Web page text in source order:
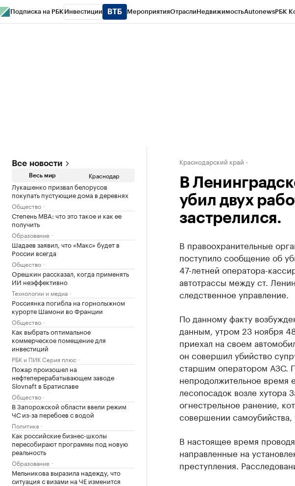
Подписка на РБК Инвестиции МероприятияОтраслиНедвижимостьAutonewsРБК
Все новости
Весь мир Краснодар
Лукашенко призвал белорусов
покупать пустующие дома в деревнях
Общество
Степень MBA: что это такое и как ее
получить
Образование
Шадаев заявил, что «Макс» будет в
России всегда
Общество
Орешкин рассказал, когда применять
ИИ неэффективно
Технологии и медиа
Россиянка погибла на горнолыжном
курорте Шамони во Франции
Общество
Как выбрать оптимальное
коммерческое помещение для
инвестиций
РБК и ПИК Серия плюс
Пожар произошел на
нефтеперерабатывающем заводе
Slovnaft в Братиславе
Общество
В Запорожской области ввели режим
ЧС из-за перебоев с водой
Политика
Как российские бизнес-школы
пересобирают программы под новую
реальность
Образование
Мельникова выразила надежду, что
ситуация с визами на ЧЕ изменится
Краснодарский край
В
убил двух
застрелился.
В правоохранительные
поступило сообщение об
47-летней оператора-
автотрассы между ст.
следственное управление.
По данному факту
данным, утром 23 ноября
приехал на своем
он совершил убийство
старшим оператором АЗС.
непродолжительное время
лесопосадок возле хутора
огнестрельное ранение,
совершении самоубийства,
В настоящее время
направленные на
преступления.